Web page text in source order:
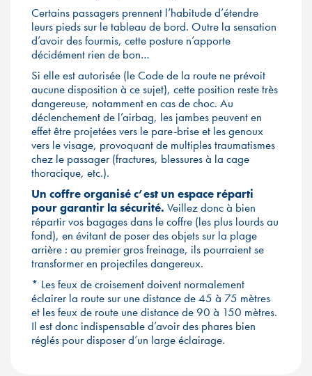
Certains passagers prennent l’habitude d’étendre
leurs pieds sur le tableau de bord. Outre la sensation
d’avoir des fourmis, cette posture n’apporte
décidément rien de bon…
Si elle est autorisée (le Code de la route ne prévoit
aucune disposition à ce sujet), cette position reste très
dangereuse, notamment en cas de choc. Au
déclenchement de l’airbag, les jambes peuvent en
effet être projetées vers le pare-brise et les genoux
vers le visage, provoquant de multiples traumatismes
chez le passager (fractures, blessures à la cage
thoracique, etc.).
Un coffre organisé c’est un espace réparti
pour garantir la sécurité. Veillez donc à bien
répartir vos bagages dans le coffre (les plus lourds au
fond), en évitant de poser des objets sur la plage
arrière : au premier gros freinage, ils pourraient se
transformer en projectiles dangereux.
* Les feux de croisement doivent normalement
éclairer la route sur une distance de 45 à 75 mètres
et les feux de route une distance de 90 à 150 mètres.
Il est donc indispensable d’avoir des phares bien
réglés pour disposer d’un large éclairage.